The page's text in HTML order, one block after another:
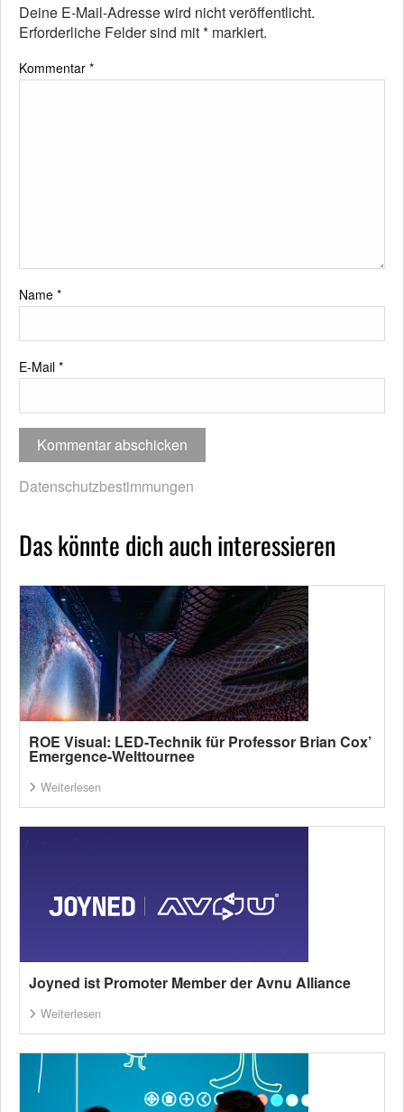
Deine E-Mail-Adresse wird nicht veröffentlicht.
Erforderliche Felder sind mit* markiert.
Kommentar *
Name *
E-Mail *
Datenschutzbestimmungen
Das könnte dich auch interessieren
ROE Visual: LED-Technik für Professor Brian Cox’
Emergence-Welttournee
Weiterlesen
Joyned ist Promoter Member der Avnu Alliance
Weiterlesen